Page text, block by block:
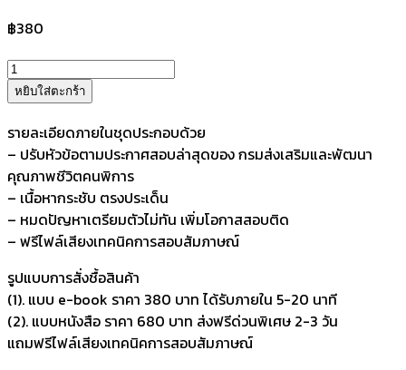
฿380
จำนวน
แนว
ข้อสอบ
นัก
สง
คม
สงเคราะห์
ปฏิบัติ
การ
ส่ง
เสริม
และ
พัฒนา
หยิบใส่ตะกร้า
รายละเอียดภายในชุดประกอบด้วย
– ปรับหัวข้อตามประกาศสอบล่าสุดของ กรมส่งเสริมและพัฒนา
คุณภาพชีวิตคนพิการ
– เนื้อหากระชับ ตรงประเด็น
– หมดปัญหาเตรียมตัวไม่ทัน เพิ่มโอกาสสอบติด
– ฟรีไฟล์เสียงเทคนิคการสอบสัมภาษณ์
รูปแบบการสั่งชื้อสินค้า
(1). แบบ e-book ราคา 380 บาท ได้รับภายใน 5-20 นาที
(2). แบบหนังสือ ราคา 680 บาท ส่งฟรีด่วนพิเศษ 2-3 วัน
แถมฟรีไฟล์เสียงเทคนิคการสอบสัมภาษณ์